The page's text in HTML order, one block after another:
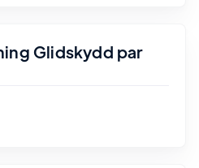
Glidskydd par